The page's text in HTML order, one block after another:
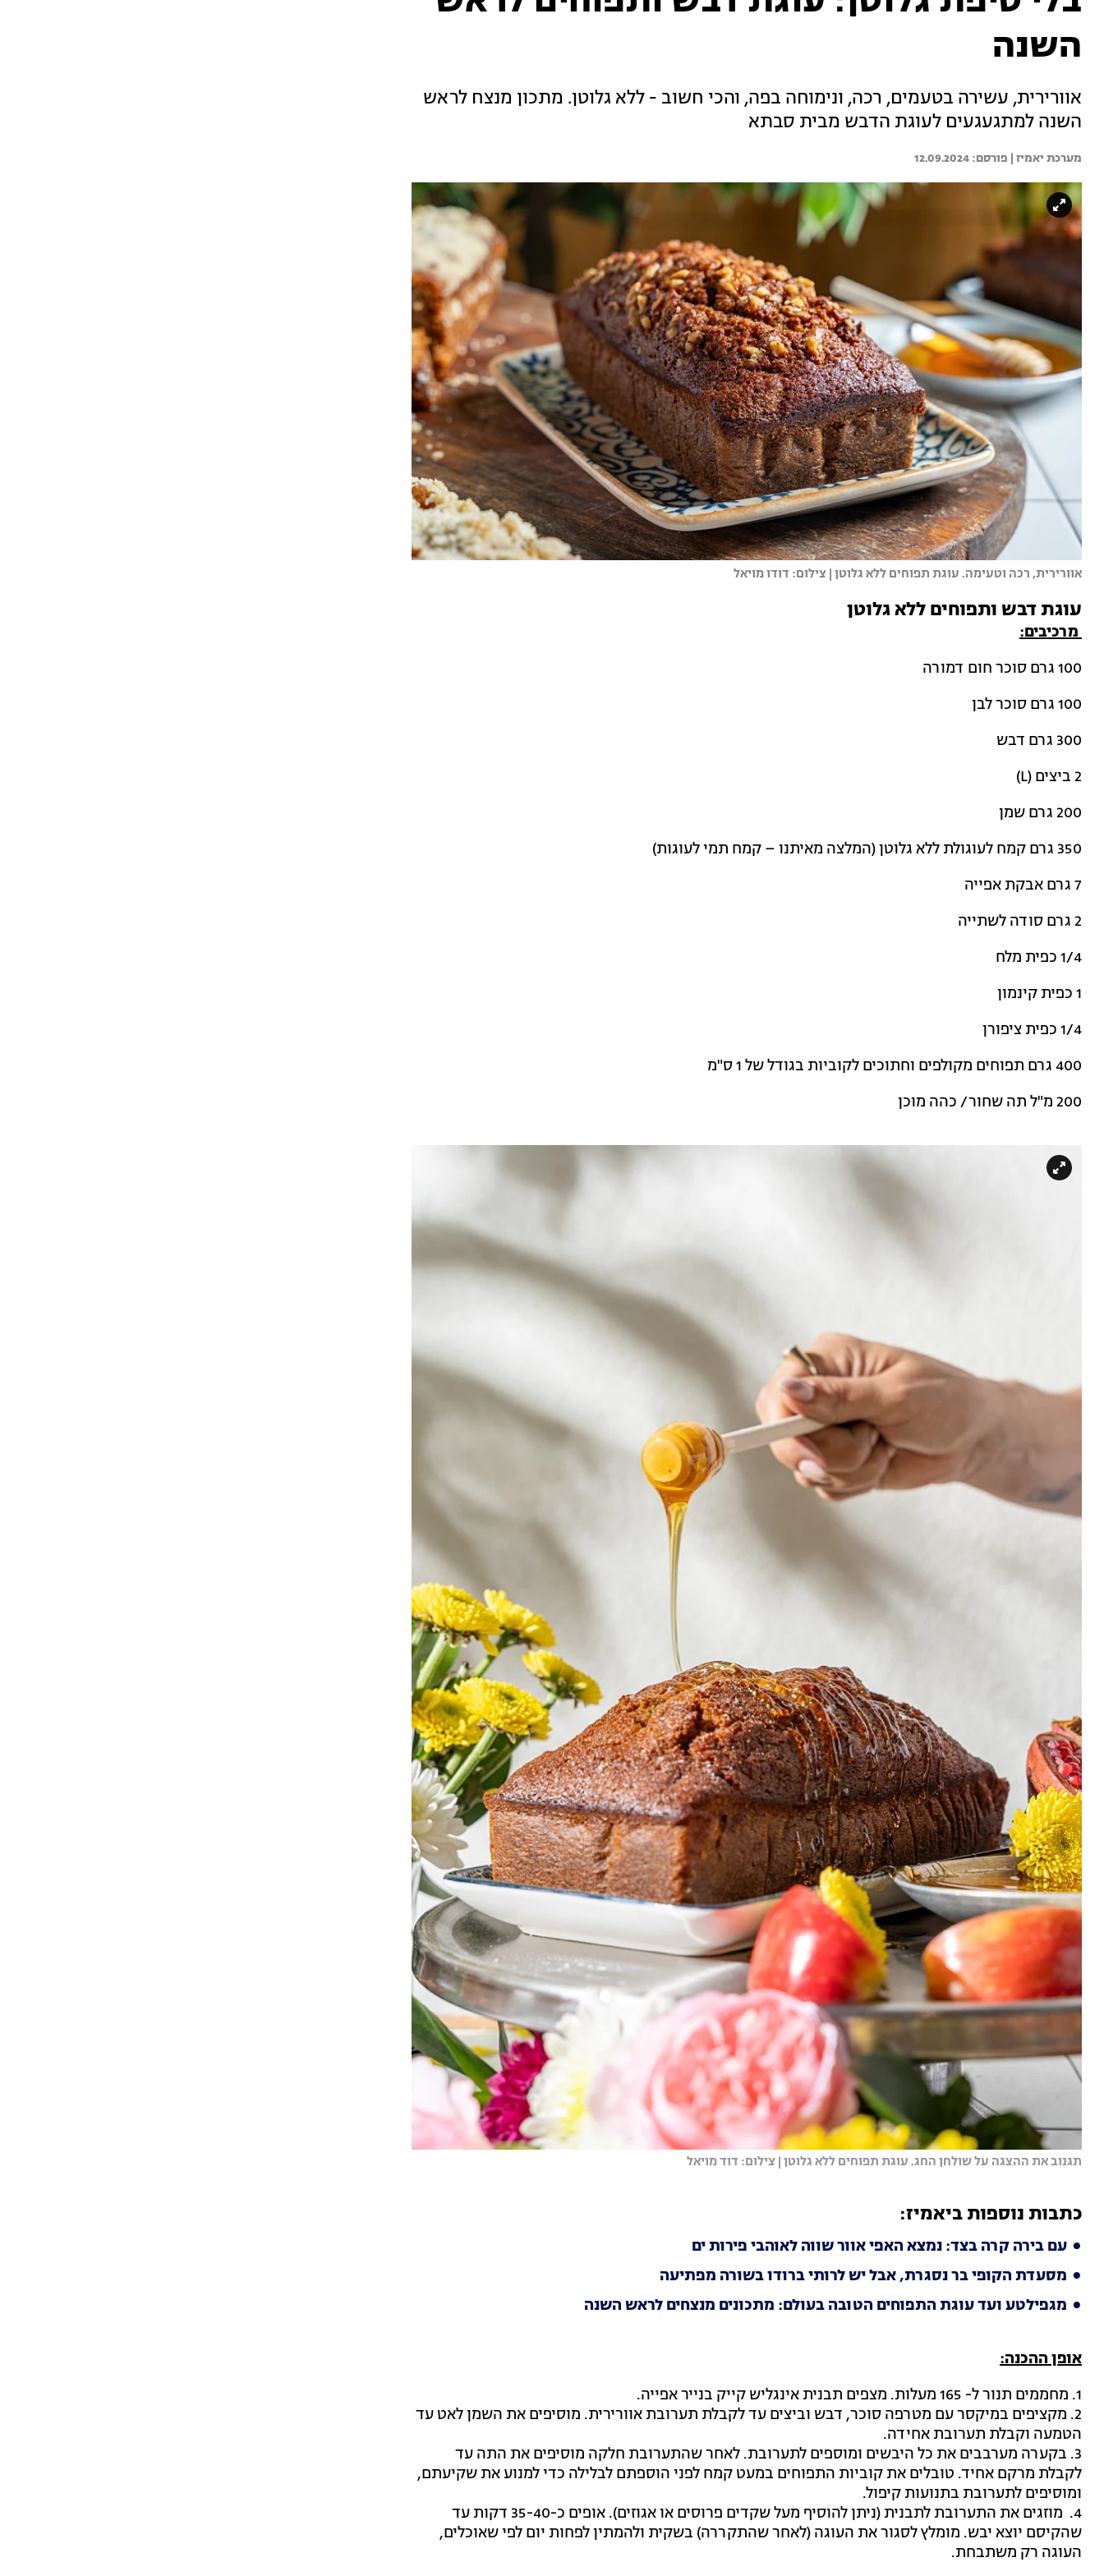
השנה
אוורירית, עשירה בטעמים, רכה, ונימוחה בפה, והכי חשוב - ללא גלוטן. מתכון מנצח לראש
השנה למתגעגעים לעוגת הדבש מבית סבתא
מערכת יאמיז | 12.09.2024
אוורירית, רכה וטעימה. עוגת תפוחים ללא גלוטן | צילום: דודו מויאל
עוגת דבש ותפוחים ללא גלוטן
מרכיבים:
100 גרם סוכר חום דמורה
100 גרם סוכר לבן
300 גרם דבש
2 ביצים (L)
200 גרם שמן
350 גרם קמח לעוגולת ללא גלוטן (המלצה מאיתנו – קמח תמי לעוגות)
7 גרם אבקת אפייה
2 גרם סודה לשתייה
1/4 כפית מלח
1 כפית קינמון
1/4 כפית ציפורן
400 גרם תפוחים מקולפים וחתוכים לקוביות בגודל של 1 ס"מ
200 מ"ל תה שחור/ כהה מוכן
תגנוב את ההצגה על שולחן החג. עוגת תפוחים ללא גלוטן | צילום: דוד מויאל
כתבות נוספות ביאמיז:
עם בירה קרה בצד: נמצא האפי אוור שווה לאוהבי פירות ים
מסעדת הקופי בר נסגרת, אבל יש לרותי ברודו בשורה מפתיעה
מגפילטע ועד עוגת התפוחים הטובה בעולם: מתכונים מנצחים לראש השנה
אופן ההכנה:
1. מחממים תנור ל- 165 מעלות. מצפים תבנית אינגליש קייק בנייר אפייה.
2. מקציפים במיקסר עם מטרפה סוכר, דבש וביצים עד לקבלת תערובת אוורירית. מוסיפים את השמן לאט עד
הטמעה וקבלת תערובת אחידה.
3. בקערה מערבבים את כל היבשים ומוספים לתערובת. לאחר שהתערובת חלקה מוסיפים את התה עד
לקבלת מרקם אחיד. טובלים את קוביות התפוחים במעט קמח לפני הוספתם לבלילה כדי למנוע את שקיעתם,
ומוסיפים לתערובת בתנועות קיפול.
4. מוזגים את התערובת לתבנית (ניתן להוסיף מעל שקדים פרוסים או אגוזים). אופים כ-35-40 דקות עד
שהקיסם יוצא יבש. מומלץ לסגור את העוגה (לאחר שהתקררה) בשקית ולהמתין לפחות יום לפי שאוכלים,
העוגה רק משתבחת.